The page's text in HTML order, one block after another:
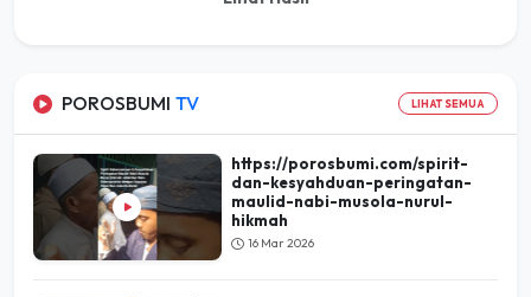
POROSBUMI TV LIHAT SEMUA
https://porosbumi.com/spirit-
dan-kesyahduan-peringatan-
maulid-nabi-musola-nurul-
hikmah
16 Mar 2026